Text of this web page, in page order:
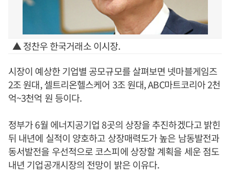
▲ 정찬우 한국거래소 이시장.
시장이 예상한 기업별 공모규모를 살펴보면 넷마블게임즈
2조 원대, 셀트리온헬스케어 3조 원대, ABC마트코리아 2천
억~3천억 원 등이다.
정부가 6월 에너지공기업 8곳의 상장을 추진하겠다고 밝힌
뒤 내년에 실적이 양호하고 상장매력도가 높은 남동발전과
동서발전을 우선적으로 코스피에 상장할 계획을 세운 점도
내년 기업공개시장의 전망이 밝은 이유다.